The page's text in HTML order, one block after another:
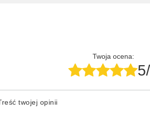
Twoja ocena:
twojej opinii